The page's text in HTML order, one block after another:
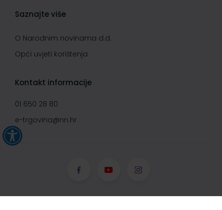
Saznajte više
O Narodnim novinama d.d.
Opći uvjeti korištenja
Kontakt informacije
01 650 28 80
e-trgovina@nn.hr